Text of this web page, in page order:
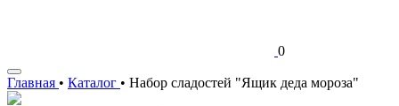
0
Главная • Каталог • Набор сладостей "Ящик деда мороза"